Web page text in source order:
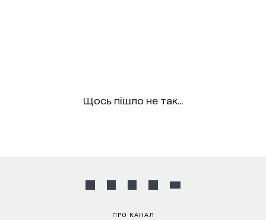
Щось пішло не так...
ПРО КАНАЛ